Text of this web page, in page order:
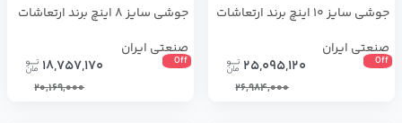
جوشی سایز 10 اینچ برند ارتعاشات
صنعتی ایران
Off
25,095,120
26,984,000
جوشی سایز 8 اینچ برند ارتعاشات
صنعتی ایران
Off
18,757,170
20,169,000